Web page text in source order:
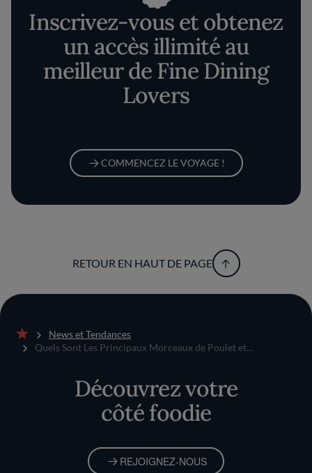
Inscrivez-vous et obtenez
un accès illimité au
meilleur de Fine Dining
Lovers
COMMENCEZ LE VOYAGE !
RETOUR EN HAUT DE PAGE
Accueil
News et Tendances
Quels Sont Les Principaux Morceaux de Poulet et...
Découvrez votre
côté foodie
REJOIGNEZ-NOUS